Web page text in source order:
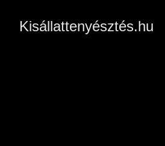
Kisállattenyésztés.hu